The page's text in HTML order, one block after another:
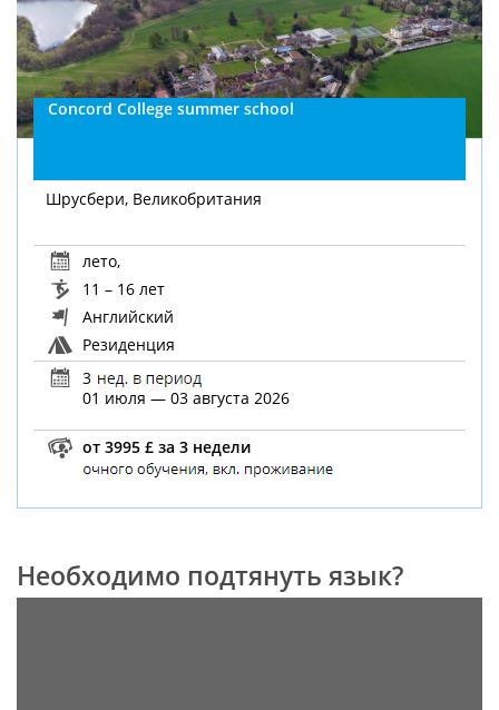
Concord College summer school
Шрусбери, Великобритания
лето,
11 – 16 лет
Английский
Резиденция
3
01 июля — 03 августа 2026
от 3995 £ за 3 недели
Необходимо подтянуть язык?